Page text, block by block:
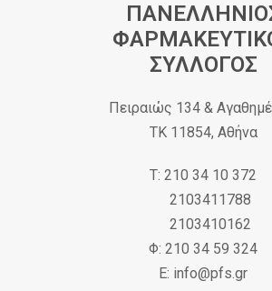
ΣΥΛΛΟΓΟΣ
Πειραιώς 134 &
ΤΚ 11854, Αθήνα
Τ: 210 34 10 372
2103411788
2103410162
Φ: 210 34 59 324
Ε: info@pfs.gr